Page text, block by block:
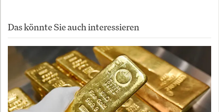
Das könnte Sie auch interessieren